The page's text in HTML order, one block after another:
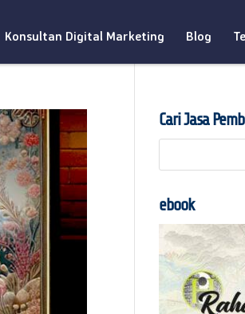
Konsultan Digital Marketing Blog
Cari Jasa
ebook